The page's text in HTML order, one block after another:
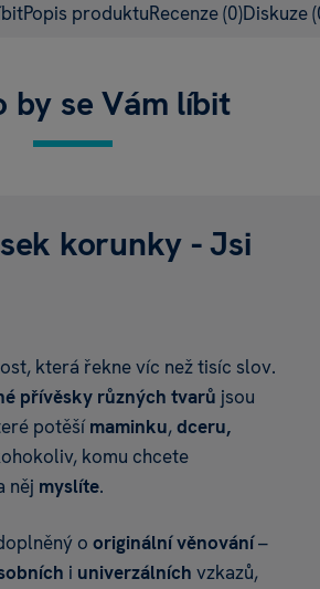
Popis produktuRecenze(0)Diskuze
by se Vám líbit
korunky - Jsi
která řekne víc než tisíc slov.
přívěsky různých tvarů jsou
potěšímaminku,dceru,
komu chcete
něj myslíte.
o originálnívěnování–
i univerzálních vzkazů,